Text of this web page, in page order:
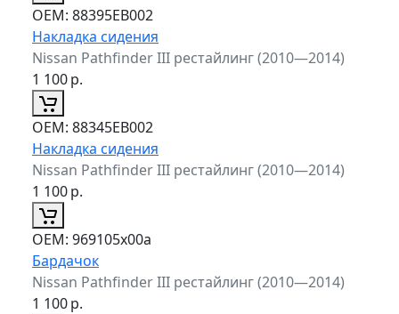
ОЕМ: 88395EB002
Накладка сидения
Nissan Pathfinder III рестайлинг (2010—2014)
1 100р.
ОЕМ: 88345EB002
Накладка сидения
Nissan Pathfinder III рестайлинг (2010—2014)
1 100р.
ОЕМ: 969105x00a
Бардачок
Nissan Pathfinder III рестайлинг (2010—2014)
1 100р.